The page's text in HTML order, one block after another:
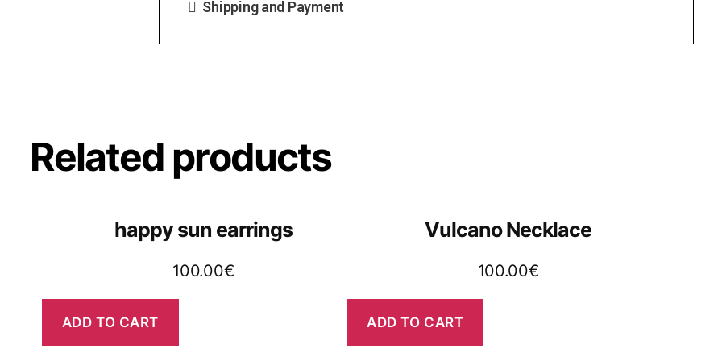
Shipping and Payment
Related products
happy sun earrings
100.00€
ADD TO CART
Vulcano Necklace
100.00€
ADD TO CART